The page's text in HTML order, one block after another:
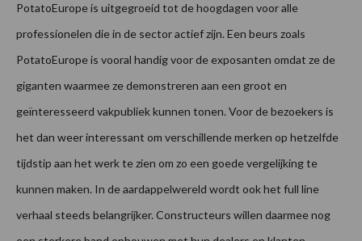
PotatoEurope is uitgegroeid tot de hoogdagen voor alle
professionelen die in de sector actief zijn. Een beurs zoals
PotatoEurope is vooral handig voor de exposanten omdat ze de
giganten waarmee ze demonstreren aan een groot en
geïnteresseerd vakpubliek kunnen tonen. Voor de bezoekers is
het dan weer interessant om verschillende merken op hetzelfde
tijdstip aan het werk te zien om zo een goede vergelijking te
kunnen maken. In de aardappelwereld wordt ook het full line
verhaal steeds belangrijker. Constructeurs willen daarmee nog